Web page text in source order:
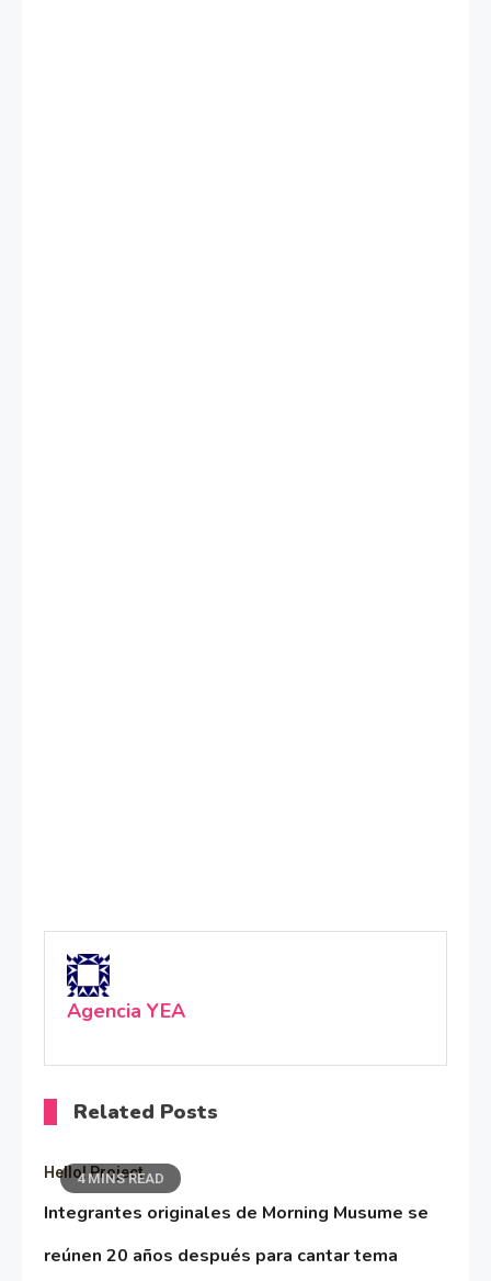
Agencia YEA
Related Posts
4 MINS READ
Hello! Project
Integrantes originales de Morning Musume se
reúnen 20 años después para cantar tema